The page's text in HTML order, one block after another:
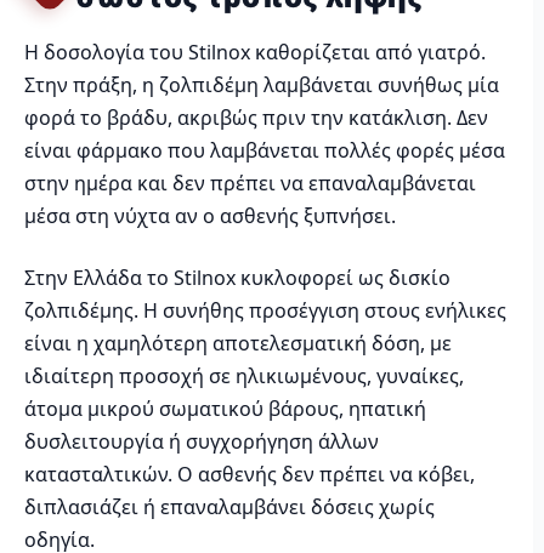
Η δοσολογία του Stilnox καθορίζεται από γιατρό.
Στην πράξη, η ζολπιδέμη λαμβάνεται συνήθως μία
φορά το βράδυ, ακριβώς πριν την κατάκλιση. Δεν
είναι φάρμακο που λαμβάνεται πολλές φορές μέσα
στην ημέρα και δεν πρέπει να επαναλαμβάνεται
μέσα στη νύχτα αν ο ασθενής ξυπνήσει.
Στην Ελλάδα το Stilnox κυκλοφορεί ως δισκίο
ζολπιδέμης. Η συνήθης προσέγγιση στους ενήλικες
είναι η χαμηλότερη αποτελεσματική δόση, με
ιδιαίτερη προσοχή σε ηλικιωμένους, γυναίκες,
άτομα μικρού σωματικού βάρους, ηπατική
δυσλειτουργία ή συγχορήγηση άλλων
κατασταλτικών. Ο ασθενής δεν πρέπει να κόβει,
διπλασιάζει ή επαναλαμβάνει δόσεις χωρίς
οδηγία.